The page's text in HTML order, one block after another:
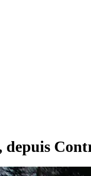
depuis